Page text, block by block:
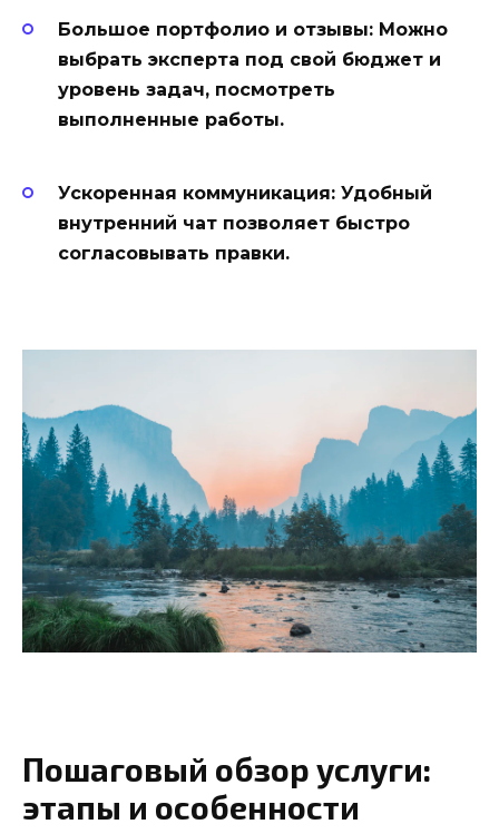
Большое портфолио и отзывы: Можно
выбрать эксперта под свой бюджет и
уровень задач, посмотреть
выполненные работы.
Ускоренная коммуникация: Удобный
внутренний чат позволяет быстро
согласовывать правки.
Пошаговый обзор услуги:
этапы и особенности